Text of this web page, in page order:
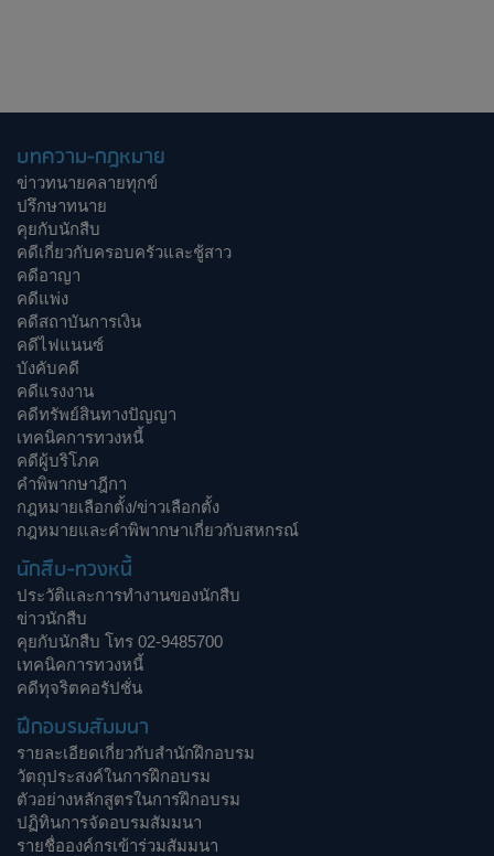
บทความ-กฎหมาย
ข่าวทนายคลายทุกข์
ปรึกษาทนาย
คุยกับนักสืบ
คดีเกี่ยวกับครอบครัวและชู้สาว
คดีอาญา
คดีแพ่ง
คดีสถาบันการเงิน
คดีไฟแนนซ์
บังคับคดี
คดีแรงงาน
คดีทรัพย์สินทางปัญญา
เทคนิคการทวงหนี้
คดีผู้บริโภค
คำพิพากษาฎีกา
กฎหมายเลือกตั้ง/ข่าวเลือกตั้ง
กฎหมายและคำพิพากษาเกี่ยวกับสหกรณ์
นักสืบ-ทวงหนี้
ประวัติและการทำงานของนักสืบ
ข่าวนักสืบ
คุยกับนักสืบ โทร 02-9485700
เทคนิคการทวงหนี้
คดีทุจริตคอรัปชั่น
ฝึกอบรมสัมมนา
รายละเอียดเกี่ยวกับสำนักฝึกอบรม
วัตถุประสงค์ในการฝึกอบรม
ตัวอย่างหลักสูตรในการฝึกอบรม
ปฏิทินการจัดอบรมสัมมนา
รายชื่อองค์กรเข้าร่วมสัมมนา